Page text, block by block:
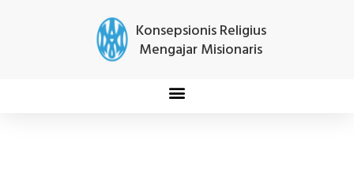
Konsepsionis Religius
Mengajar Misionaris